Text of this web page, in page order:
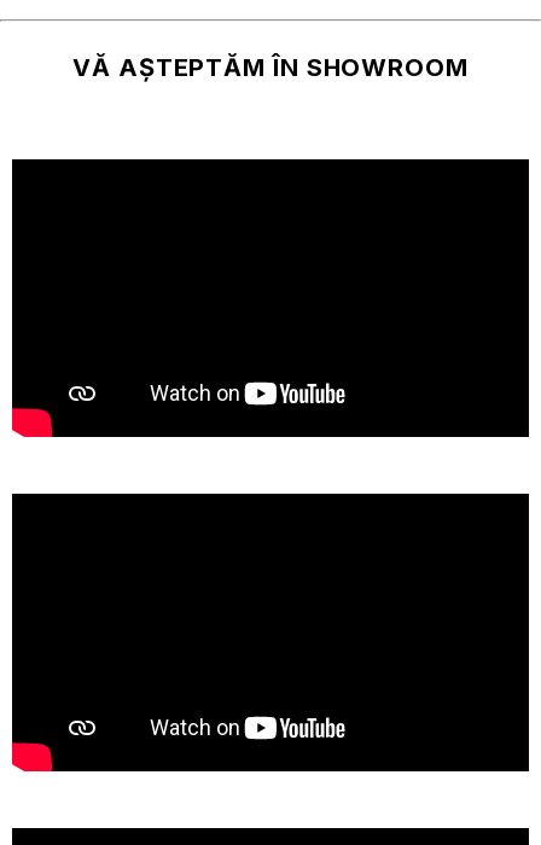
VĂ AȘTEPTĂM ÎN SHOWROOM